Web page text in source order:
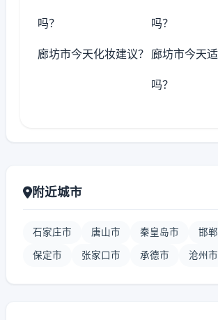
吗？ 吗？
廊坊市今天化妆建议？ 廊坊市今天
吗？
附近城市
石家庄市 唐山市 秦皇岛市 邯
保定市 张家口市 承德市 沧州市